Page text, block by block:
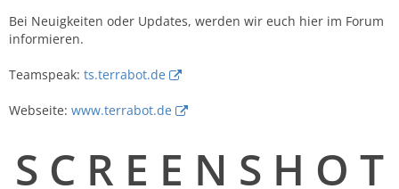
Bei Neuigkeiten oder Updates, werden wir euch hier im Forum
informieren.
Teamspeak: ts.terrabot.de
Webseite: www.terrabot.de
S C R E E N S H O T